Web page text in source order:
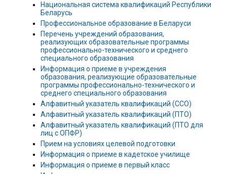
Национальная система квалификаций Республики
Беларусь
Профессиональное образование в Беларуси
Перечень учреждений образования,
реализующих образовательные программы
профессионально-технического и среднего
специального образования
Информация о приеме в учреждения
образования, реализующие образовательные
программы профессионально-технического и
среднего специального образования
Алфавитный указатель квалификаций (ССО)
Алфавитный указатель квалификаций (ПТО)
Алфавитный указатель квалификаций (ПТО для
лиц с ОПФР)
Прием на условиях целевой подготовки
Информация о приеме в кадетское училище
Информация о приеме в первый класс